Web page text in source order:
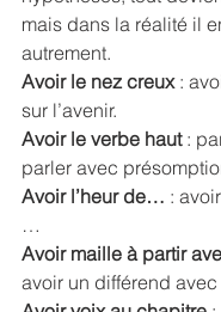
mais dans la réalité il
autrement.
Avoir le nez creux :
sur l’avenir.
Avoir le verbe haut :
parler avec
Avoir l’heur de… :
…
Avoir maille à partir
avoir un différend avec